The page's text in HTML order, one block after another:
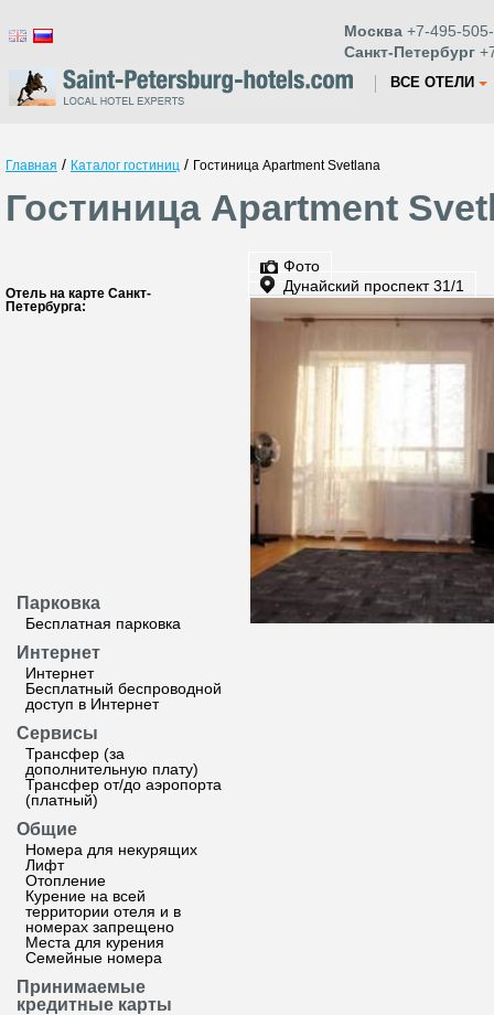
Москва +7-495-
Санкт-Петербург
ВСЕ ОТЕЛИ
Главная / Каталог гостиниц / Гостиница Apartment Svetlana
Гостиница Apartment
Отель на карте Санкт-
Петербурга:
Парковка
Бесплатная парковка
Интернет
Интернет
Бесплатный беспроводной
доступ в Интернет
Сервисы
Трансфер (за
дополнительную плату)
Трансфер от/до аэропорта
(платный)
Общие
Номера для некурящих
Лифт
Отопление
Курение на всей
территории отеля и в
номерах запрещено
Места для курения
Семейные номера
Принимаемые
кредитные карты
Фото
Дунайский проспект 31/1